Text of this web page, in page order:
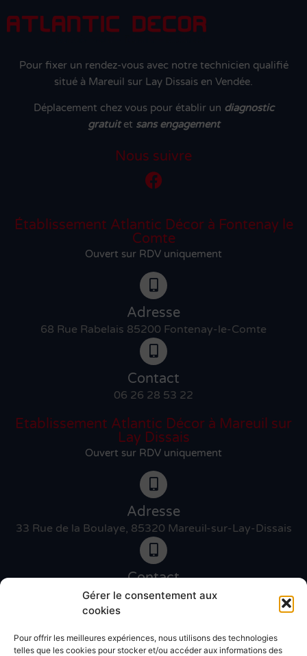
Gérer le consentement aux
cookies
Pour offrir les meilleures expériences, nous utilisons des technologies
telles que les cookies pour stocker et/ou accéder aux informations des
Pour fixer un rendez-vous avec notre technicien qualifié
situé à Mareuil sur Lay Dissais en Vendée.
Déplacement chez vous pour établir un diagnostic
gratuitet sans engagement
Nous suivre
Établissement Atlantic Décor à Fontenay le
Comte
Ouvert sur RDV uniquement
Adresse
68 Rue Rabelais 85200 Fontenay-le-Comte
Contact
06 26 28 53 22
Etablissement Atlantic Décor à Mareuil sur
Lay Dissais
Ouvert sur RDV uniquement
Adresse
33 Rue de la Boulaye, 85320 Mareuil-sur-Lay-Dissais
Contact
06 46 27 89 83
Contact